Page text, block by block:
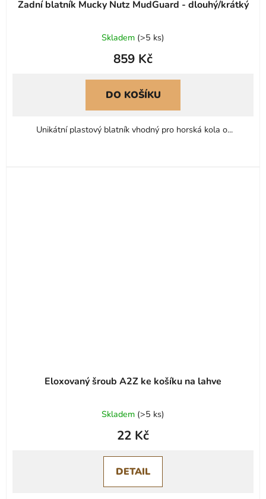
Zadní blatník Mucky Nutz MudGuard - dlouhý/krátký
Skladem (>5 ks)
859 Kč
DO KOŠÍKU
Unikátní plastový blatník vhodný pro horská kola o...
Eloxovaný šroub A2Z ke košíku na lahve
Skladem (>5 ks)
22 Kč
DETAIL